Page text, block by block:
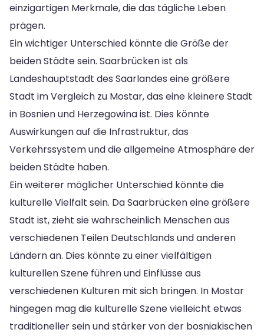
einzigartigen Merkmale, die das tägliche Leben
prägen.
Ein wichtiger Unterschied könnte die Größe der
beiden Städte sein. Saarbrücken ist als
Landeshauptstadt des Saarlandes eine größere
Stadt im Vergleich zu Mostar, das eine kleinere Stadt
in Bosnien und Herzegowina ist. Dies könnte
Auswirkungen auf die Infrastruktur, das
Verkehrssystem und die allgemeine Atmosphäre der
beiden Städte haben.
Ein weiterer möglicher Unterschied könnte die
kulturelle Vielfalt sein. Da Saarbrücken eine größere
Stadt ist, zieht sie wahrscheinlich Menschen aus
verschiedenen Teilen Deutschlands und anderen
Ländern an. Dies könnte zu einer vielfältigen
kulturellen Szene führen und Einflüsse aus
verschiedenen Kulturen mit sich bringen. In Mostar
hingegen mag die kulturelle Szene vielleicht etwas
traditioneller sein und stärker von der bosniakischen